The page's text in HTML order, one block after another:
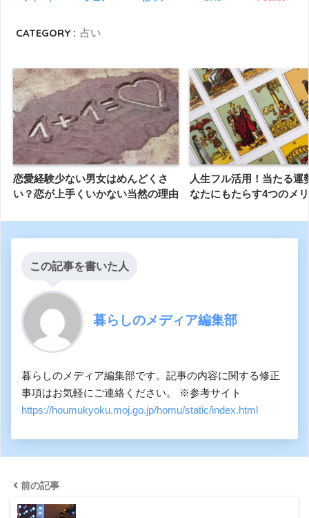
CATEGORY : 占い
恋愛経験少ない男女はめんどくさ
い？恋が上手くいかない当然の理由
人生フル活用！当たる運
なたにもたらす4つのメ
この記事を書いた人
暮らしのメディア編集部
暮らしのメディア編集部です。記事の内容に関する修正
事項はお気軽にご連絡ください。 ※参考サイト
https://houmukyoku.moj.go.jp/homu/static/index.html
前の記事